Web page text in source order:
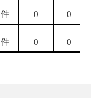
件 0 0
件 0 0